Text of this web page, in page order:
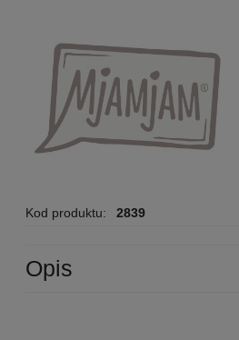
Kod produktu: 2839
Opis